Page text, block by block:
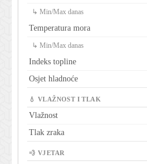
↳ Min/Max danas
Temperatura mora
↳ Min/Max danas
Indeks topline
Osjet hladnoće
💧 VLAŽNOST I TLAK
Vlažnost
Tlak zraka
💨 VJETAR